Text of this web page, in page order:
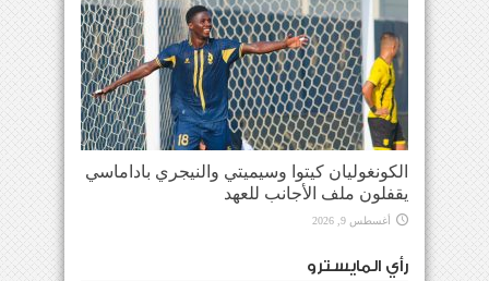
الكونغوليان كيتوا وسيميتي والنيجري باداماسي
يقفلون ملف الأجانب للعهد
أغسطس 9, 2026
رأي المايسترو